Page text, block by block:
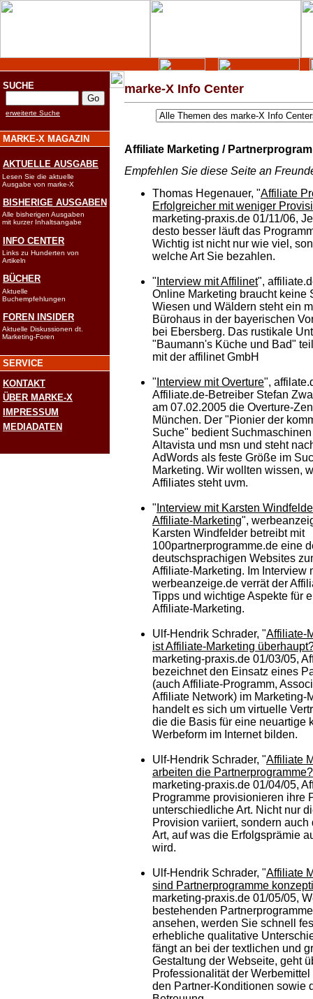
SUCHE
erweiterte Suche
marke-X Info Center
Affiliate Marketing /
Empfehlen Sie diese Seite an
Thomas Hegenauer, "Affiliate
Erfolgreicher mit weniger
marketing-praxis.de 01/11/06,
desto besser läuft das
Wichtig ist nicht nur wie viel,
welche Art Sie bezahlen.
" Interview mit Affilinet",
Online Marketing braucht keine
Wiesen und Wäldern steht ein
Bürohaus in der bayerischen
bei Ebersberg. Das rustikale
"Baumann's Küche und Bad"
mit der affilinet GmbH
" Interview mit Overture",
Affiliate.de-Betreiber Stefan
am 07.02.2005 die Overture-
München. Der "Pionier der
Suche" bedient
Altavista und msn und steht
AdWords als feste Größe im
Marketing. Wir wollten wissen,
Affiliates steht uvm.
" Interview mit Karsten
Affiliate-Marketing",
Karsten Windfelder betreibt mit
100partnerprogramme.de eine
deutschsprachigen Websites
Affiliate-Marketing. Im Interview
werbeanzeige.de verrät der
Tipps und wichtige Aspekte für
Affiliate-Marketing.
Ulf-Hendrik Schrader, "Affiliate-
ist Affiliate-Marketing
marketing-praxis.de 01/03/05,
bezeichnet den Einsatz eines
(auch Affiliate-Programm,
Affiliate Network) im Marketing-
handelt es sich um virtuelle
die die Basis für eine neuartige
Werbeform im Internet bilden.
Ulf-Hendrik Schrader, "Affiliate
arbeiten die Partnerprogramme?
marketing-praxis.de 01/04/05,
Programme provisionieren ihre
unterschiedliche Art. Nicht nur
Provision variiert, sondern
Art, auf was die Erfolgsprämie
wird.
Ulf-Hendrik Schrader, "Affiliate
sind Partnerprogramme
marketing-praxis.de 01/05/05,
bestehenden
ansehen, werden Sie schnell
erhebliche qualitative
fängt an bei der textlichen und
Gestaltung der Webseite, geht
Professionalität der
den Partner-Konditionen sowie
MARKE-X MAGAZIN
AKTUELLE AUSGABE
Lesen Sie die aktuelle
Ausgabe von marke-X
BISHERIGE AUSGABEN
Alle bisherigen Ausgaben
mit kurzer Inhaltsangabe
INFO CENTER
Links zu Hunderten von
Artikeln
BÜCHER
Aktuelle
Buchempfehlungen
FOREN INSIDER
Aktuelle Diskussionen dt.
Marketing-Foren
SERVICE
KONTAKT
ÜBER MARKE-X
IMPRESSUM
MEDIADATEN